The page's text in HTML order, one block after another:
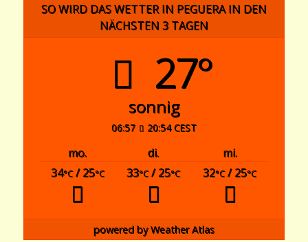
SO WIRD DAS WETTER IN PEGUERA IN DEN
NÄCHSTEN 3 TAGEN
27°
sonnig
06:57 20:54 CEST
mo. di.
mi.
34°C/ 25°C 33°C/ 25°C 32°C/ 25°C
powered byWeather Atlas